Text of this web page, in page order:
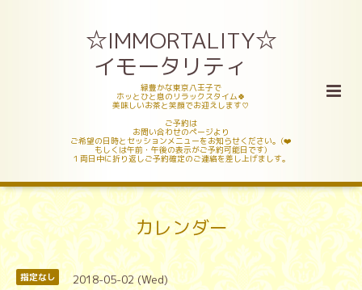
☆IMMORTALITY☆
イモータリティ
緑豊かな東京八王子で
ホッとひと息のリラックスタイム🍀
美味しいお茶と笑顔でお迎えします♡
ご予約は
お問い合わせのページより
ご希望の日時とセッションメニューをお知らせください。(❤️
もしくは午前・午後の表示がご予約可能日です)
１両日中に折り返しご予約確定のご連絡を差し上げましす。
カレンダー
指定なし 2018-05-02 (Wed)